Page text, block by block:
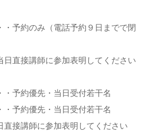
・予約のみ（電話予約９日までで閉
日直接講師に参加表明してください
・予約優先・当日受付若干名
・予約優先・当日受付若干名
直接講師に参加表明してください